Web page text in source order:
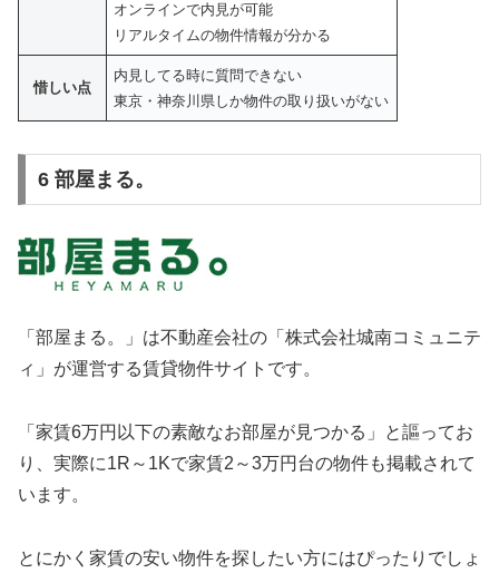
オンラインで内見が可能
リアルタイムの物件情報が分かる
惜しい点
内見してる時に質問できない
東京・神奈川県しか物件の取り扱いがない
6 部屋まる。
「部屋まる。」は不動産会社の「株式会社城南コミュニテ
ィ」が運営する賃貸物件サイトです。
「家賃6万円以下の素敵なお部屋が見つかる」と謳ってお
り、実際に1R～1Kで家賃2～3万円台の物件も掲載されて
います。
とにかく家賃の安い物件を探したい方にはぴったりでしょ